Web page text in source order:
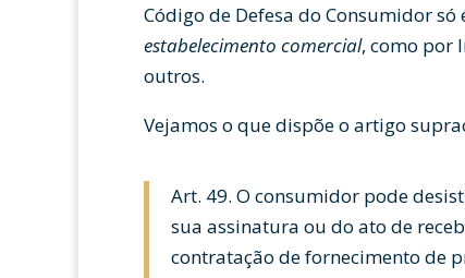
Código de Defesa do Consumidor
estabelecimento comercial, como por
outros.
Vejamos o que dispõe o artigo
Art. 49. O consumidor pode
sua assinatura ou do ato de
contratação de fornecimento de